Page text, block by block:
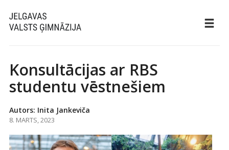
Konsultācijas ar RBS
studentu vēstnešiem
Autors: Inita Jankeviča
8. MARTS, 2023